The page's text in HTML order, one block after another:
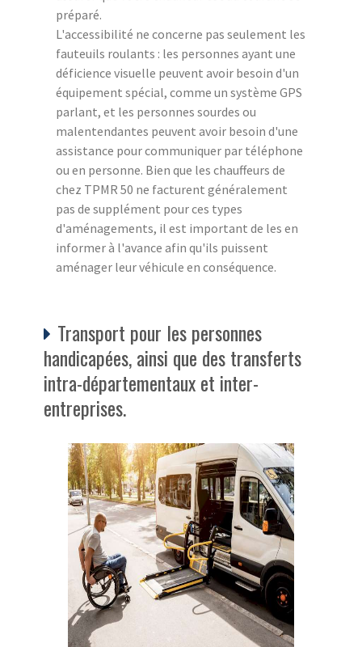
préparé.
L'accessibilité ne concerne pas seulement les
fauteuils roulants : les personnes ayant une
déficience visuelle peuvent avoir besoin d'un
équipement spécial, comme un système GPS
parlant, et les personnes sourdes ou
malentendantes peuvent avoir besoin d'une
assistance pour communiquer par téléphone
ou en personne. Bien que les chauffeurs de
chez TPMR 50 ne facturent généralement
pas de supplément pour ces types
d'aménagements, il est important de les en
informer à l'avance afin qu'ils puissent
aménager leur véhicule en conséquence.
Transport pour les personnes
handicapées, ainsi que des transferts
intra-départementaux et inter-
entreprises.